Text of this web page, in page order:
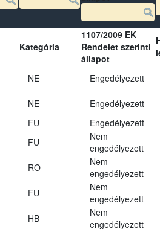
Kategória
1107/2009 EK
Rendelet szerinti
állapot
NE
Engedélyezett
NE
Engedélyezett
FU
Engedélyezett
FU
Nem
engedélyezett
RO
Nem
engedélyezett
FU
Nem
engedélyezett
HB
Nem
engedélyezett